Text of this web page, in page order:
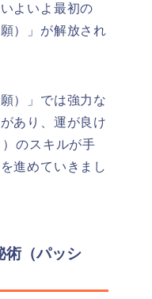
よいよ最初の
）」が解放され
）」では強力な
あり、運が良け
のスキルが手
進めていきまし
術（パッシ